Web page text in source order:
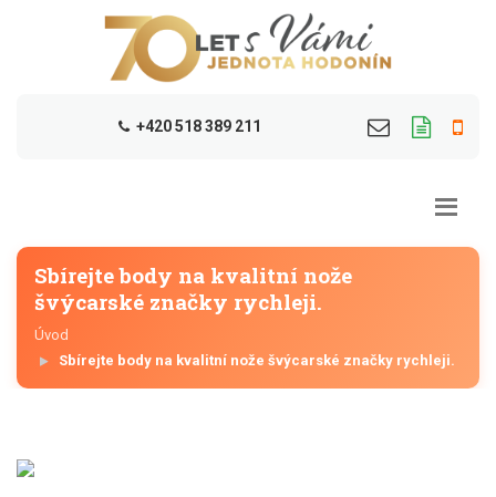
+420 518 389 211
Sbírejte body na kvalitní nože
švýcarské značky rychleji.
Úvod
Sbírejte body na kvalitní nože švýcarské značky rychleji.